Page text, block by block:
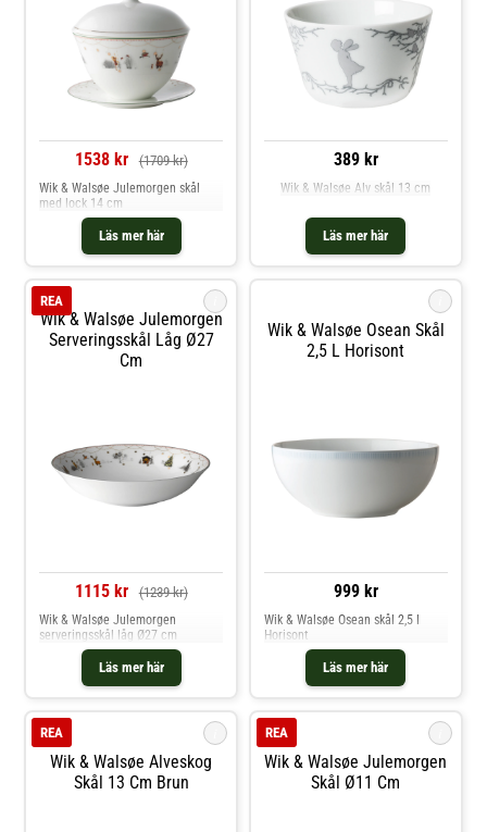
1538 kr (1709 kr)
Läs mer här
Wik & Walsøe Julemorgen skål
med lock 14 cm
389 kr
Läs mer här
Wik & Walsøe Alv skål 13 cm
Wik & Walsøe Julemorgen
Serveringsskål Låg Ø27
Cm
REA
1115 kr (1239 kr)
Läs mer här
Wik & Walsøe Julemorgen
serveringsskål låg Ø27 cm
Wik & Walsøe Osean Skål
2,5 L Horisont
999 kr
Läs mer här
Wik & Walsøe Osean skål 2,5 l
Horisont
Wik & Walsøe Alveskog
Skål 13 Cm Brun
REA
Wik & Walsøe Julemorgen
Skål Ø11 Cm
REA